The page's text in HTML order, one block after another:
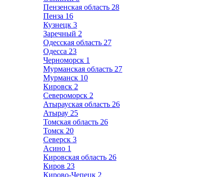
Пензенская область 28
Пенза 16
Кузнецк 3
Заречный 2
Одесская область 27
Одесса 23
Черноморск 1
Мурманская область 27
Мурманск 10
Кировск 2
Североморск 2
Атырауская область 26
Атырау 25
Томская область 26
Томск 20
Северск 3
Асино 1
Кировская область 26
Киров 23
Кирово-Чепецк 2